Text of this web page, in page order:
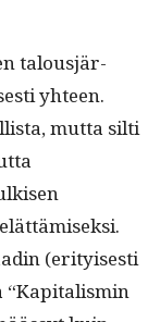
talousjär­
yhteen.
mut­ta silti
(eri­tyis­es­ti
“Kap­i­tal­is­min